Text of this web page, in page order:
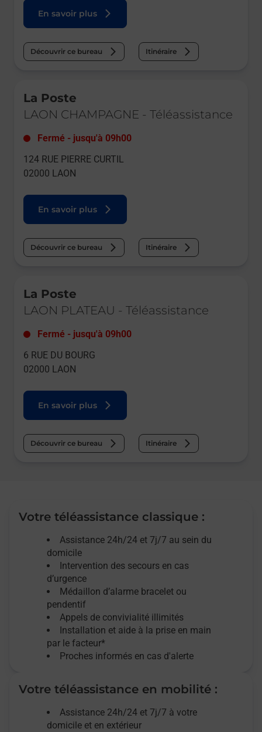
En savoir plus
Découvrir ce bureau Itinéraire
La Poste
LAON CHAMPAGNE - Téléassistance
Fermé - jusqu'à 09h00
124 RUE PIERRE CURTIL
02000 LAON
En savoir plus
Découvrir ce bureau Itinéraire
La Poste
LAON PLATEAU - Téléassistance
Fermé - jusqu'à 09h00
6 RUE DU BOURG
02000 LAON
En savoir plus
Découvrir ce bureau Itinéraire
Votre téléassistance classique :
Assistance 24h/24 et 7j/7 au sein du
domicile
Intervention des secours en cas
d’urgence
Médaillon d’alarme bracelet ou
pendentif
Appels de convivialité illimités
Installation et aide à la prise en main
par le facteur*
Proches informés en cas d'alerte
Votre téléassistance en mobilité :
Assistance 24h/24 et 7j/7 à votre
domicile et en extérieur